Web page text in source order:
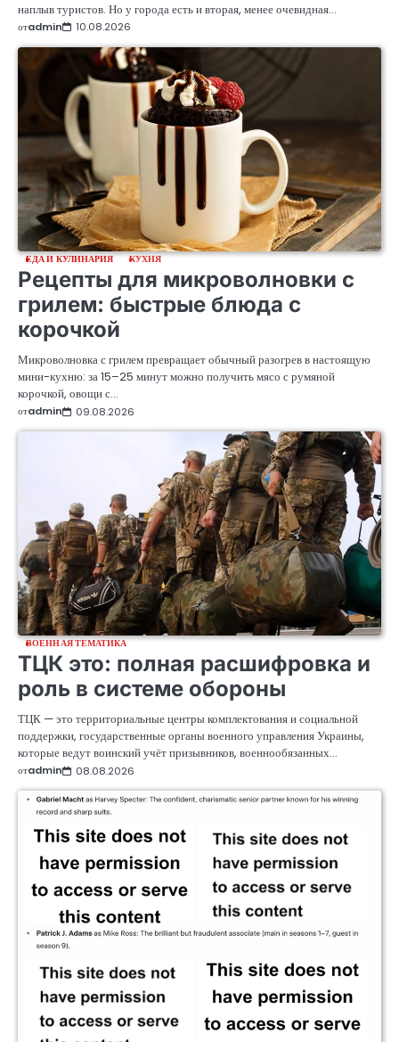
наплыв туристов. Но у города есть и вторая, менее очевидная…
отadmin 10.08.2026
ЕДА И КУЛИНАРИЯ КУХНЯ
Рецепты для микроволновки с
грилем: быстрые блюда с
корочкой
Микроволновка с грилем превращает обычный разогрев в настоящую
мини-кухню: за 15–25 минут можно получить мясо с румяной
корочкой, овощи с…
отadmin 09.08.2026
ВОЕННАЯ ТЕМАТИКА
ТЦК это: полная расшифровка и
роль в системе обороны
ТЦК — это территориальные центры комплектования и социальной
поддержки, государственные органы военного управления Украины,
которые ведут воинский учёт призывников, военнообязанных…
отadmin 08.08.2026